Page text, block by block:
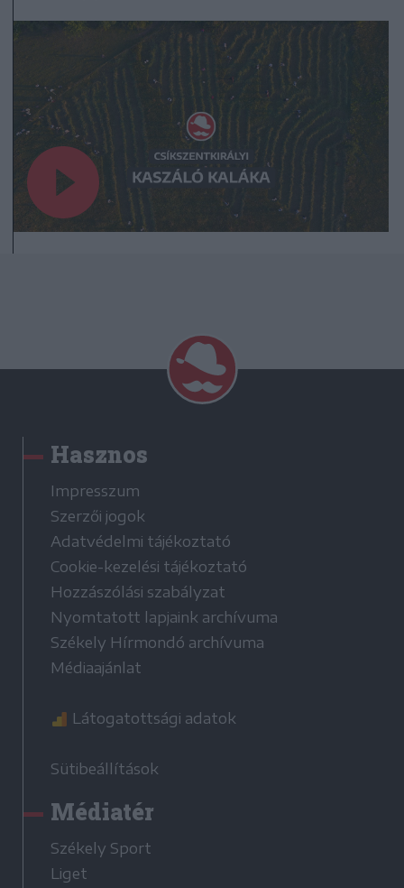
Hasznos
Impresszum
Szerzői jogok
Adatvédelmi tájékoztató
Cookie-kezelési tájékoztató
Hozzászólási szabályzat
Nyomtatott lapjaink archívuma
Székely Hírmondó archívuma
Médiaajánlat
Látogatottsági adatok
Sütibeállítások
Médiatér
Székely Sport
Liget